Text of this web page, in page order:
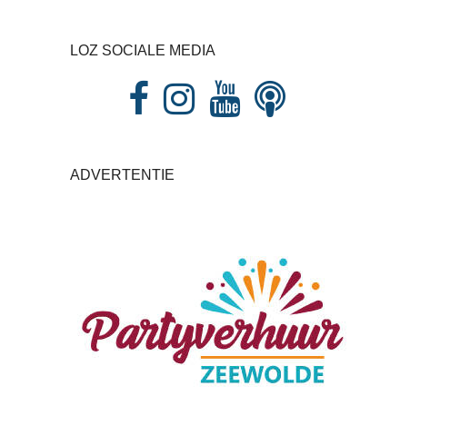
LOZ SOCIALE MEDIA
ADVERTENTIE